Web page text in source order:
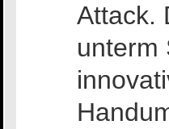
Attack.
unterm